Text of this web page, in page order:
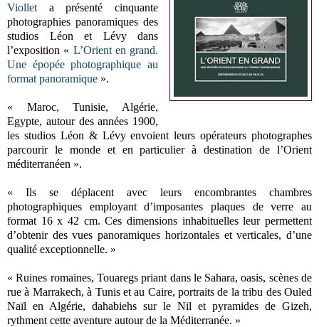
Viollet a présenté cinquante
photographies panoramiques des
studios Léon et Lévy dans
l’exposition « L’Orient en grand.
Une épopée photographique au
format panoramique ».
« Maroc, Tunisie, Algérie,
Egypte, autour des années 1900,
les studios Léon & Lévy envoient leurs opérateurs photographes
parcourir le monde et en particulier à destination de l’Orient
méditerranéen ».
« Ils se déplacent avec leurs encombrantes chambres
photographiques employant d’imposantes plaques de verre au
format 16 x 42 cm. Ces dimensions inhabituelles leur permettent
d’obtenir des vues panoramiques horizontales et verticales, d’une
qualité exceptionnelle. »
« Ruines romaines, Touaregs priant dans le Sahara, oasis, scènes de
rue à Marrakech, à Tunis et au Caire, portraits de la tribu des Ouled
Naïl en Algérie, dahabiehs sur le Nil et pyramides de Gizeh,
rythment cette aventure autour de la Méditerranée. »